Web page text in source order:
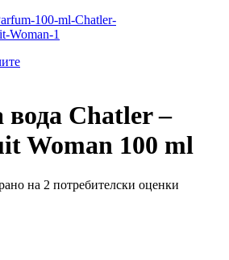
Chatler –
Woman 100 ml
на 2 потребителски оценки